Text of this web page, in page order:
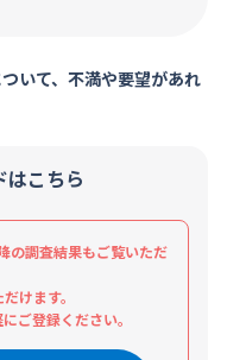
いて、不満や要望があれ
はこちら
の調査結果もご覧いただ
けます。
ご登録ください。